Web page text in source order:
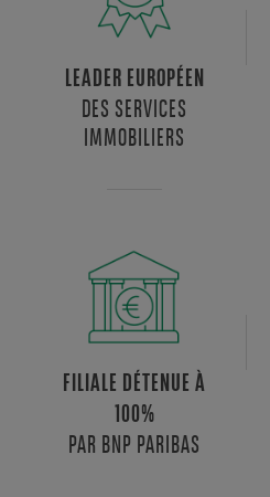
LEADER EUROPÉEN
DES SERVICES
IMMOBILIERS
FILIALE DÉTENUE À
100%
PAR BNP PARIBAS